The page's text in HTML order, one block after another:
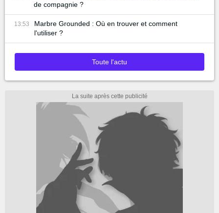
de compagnie ?
13:53
Marbre Grounded : Où en trouver et comment
l'utiliser ?
Toute l'actu